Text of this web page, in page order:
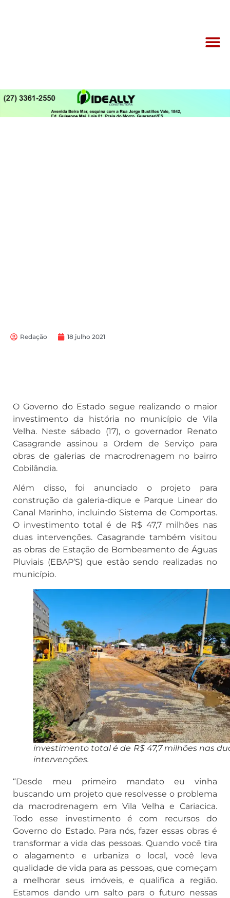
Redação 18 julho 2021
O Governo do Estado segue realizando o maior
investimento da história no município de Vila
Velha. Neste sábado (17), o governador Renato
Casagrande assinou a Ordem de Serviço para
obras de galerias de macrodrenagem no bairro
Cobilândia.
Além disso, foi anunciado o projeto para
construção da galeria-dique e Parque Linear do
Canal Marinho, incluindo Sistema de Comportas.
O investimento total é de R$ 47,7 milhões nas
duas intervenções. Casagrande também visitou
as obras de Estação de Bombeamento de Águas
Pluviais (EBAP’S) que estão sendo realizadas no
município.
investimento total é de R$ 47,7 milhões nas
intervenções.
“Desde meu primeiro mandato eu vinha
buscando um projeto que resolvesse o problema
da macrodrenagem em Vila Velha e Cariacica.
Todo esse investimento é com recursos do
Governo do Estado. Para nós, fazer essas obras é
transformar a vida das pessoas. Quando você tira
o alagamento e urbaniza o local, você leva
qualidade de vida para as pessoas, que começam
a melhorar seus imóveis, e qualifica a região.
Estamos dando um salto para o futuro nessas